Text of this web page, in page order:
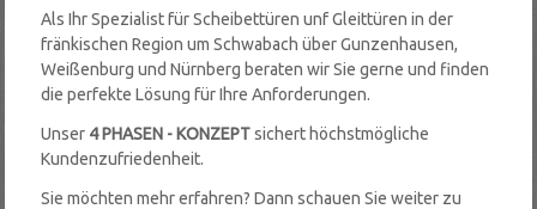
Als Ihr Spezialist für Scheibettüren unf Gleittüren in der
fränkischen Region um Schwabach über Gunzenhausen,
Weißenburg und Nürnberg beraten wir Sie gerne und finden
die perfekte Lösung für Ihre Anforderungen.
Unser 4 PHASEN - KONZEPTsichert höchstmögliche
Kundenzufriedenheit.
Sie möchten mehr erfahren? Dann schauen Sie weiter zu